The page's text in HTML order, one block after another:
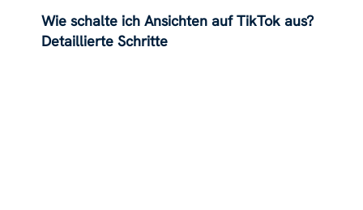
Wie schalte ich Ansichten auf TikTok aus?
Detaillierte Schritte